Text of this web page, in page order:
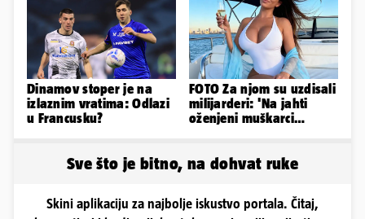
Dinamov stoper je na
izlaznim vratima: Odlazi
u Francusku?
FOTO Za njom su uzdisali
milijarderi: 'Na jahti
oženjeni muškarci
Sve što je bitno, na dohvat ruke
Skini aplikaciju za najbolje iskustvo portala. Čitaj,